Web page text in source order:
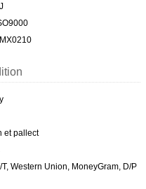
et pallect
T, Western Union, MoneyGram, D/P